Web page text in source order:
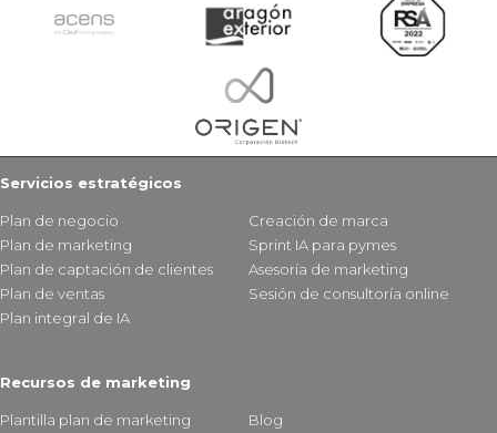
Servicios estratégicos
Plan de negocio
Plan de marketing
Plan de captación de clientes
Plan de ventas
Plan integral de IA
Creación de marca
Sprint IA para pymes
Asesoría de marketing
Sesión de consultoría online
Recursos de marketing
Plantilla plan de marketing
Blog